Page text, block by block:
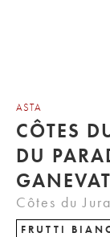
ASTA
CÔTES
DU
Côtes du
FRUTTI